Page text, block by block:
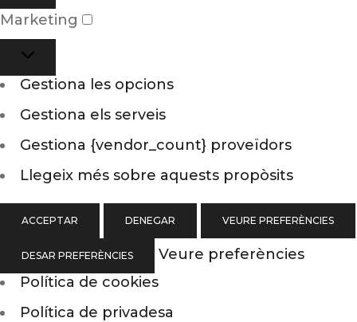
Marketing
Gestiona les opcions
Gestiona els serveis
Gestiona {vendor_count} proveïdors
Llegeix més sobre aquests propòsits
ACCEPTAR DENEGAR VEURE PREFERÈNCIES
DESAR PREFERÈNCIES
Veure preferències
Política de cookies
Política de privadesa